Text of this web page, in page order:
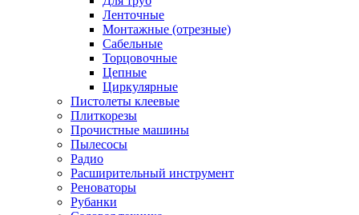
Ленточные
Монтажные (отрезные)
Сабельные
Торцовочные
Цепные
Циркулярные
Пистолеты клеевые
Плиткорезы
Прочистные машины
Пылесосы
Радио
Расширительный инструмент
Реноваторы
Рубанки